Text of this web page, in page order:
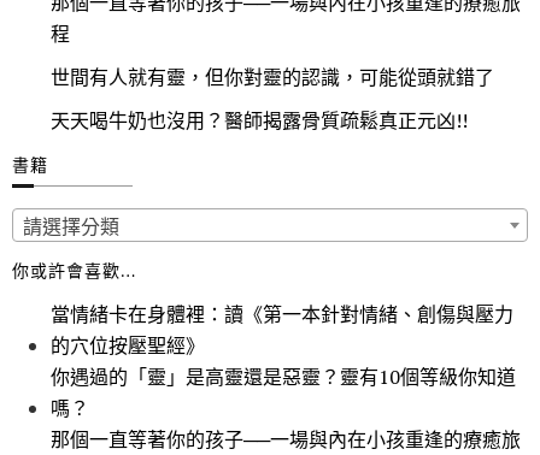
程
世間有人就有靈，但你對靈的認識，可能從頭就錯了
天天喝牛奶也沒用？醫師揭露骨質疏鬆真正元凶!!
書籍
請選擇分類
你或許會喜歡…
當情緒卡在身體裡：讀《第一本針對情緒、創傷與壓力
的穴位按壓聖經》
你遇過的「靈」是高靈還是惡靈？靈有10個等級你知道
嗎？
那個一直等著你的孩子──一場與內在小孩重逢的療癒旅